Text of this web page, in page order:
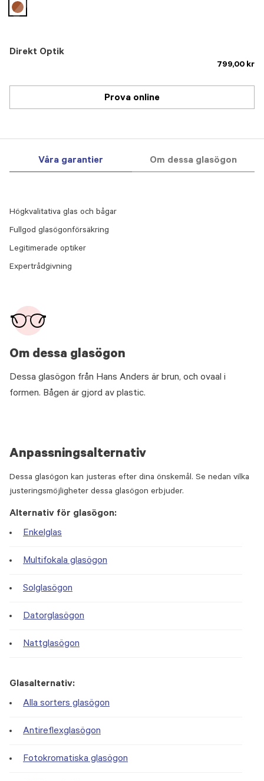
Direkt Optik
799,00 kr
selected
Prova online
Våra garantier Om dessa glasögon
Om dessa glasögon
Dessa glasögon från Hans Anders är brun, och ovaal i
formen. Bågen är gjord av plastic.
Högkvalitativa glas och bågar
Fullgod glasögonförsäkring
Legitimerade optiker
Expertrådgivning
Anpassningsalternativ
Dessa glasögon kan justeras efter dina önskemål. Se nedan vilka
justeringsmöjligheter dessa glasögon erbjuder.
Alternativ för glasögon:
Enkelglas
Multifokala glasögon
Solglasögon
Datorglasögon
Nattglasögon
Glasalternativ:
Alla sorters glasögon
Antireflexglasögon
Fotokromatiska glasögon